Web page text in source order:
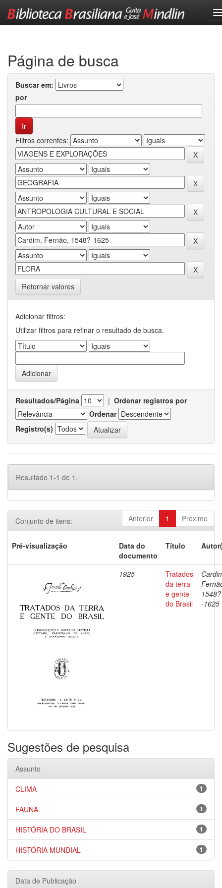
Página de busca
Buscar em:
por
Filtros correntes:
Retornar valores
Adicionar filtros:
Utilizar filtros para refinar o resultado de busca.
Resultados/Página | Ordenar registros por
Ordenar
Registro(s)
Resultado 1-1 de 1.
Anterior 1 Próximo
Conjunto de itens:
Pré-visualização
Data do
documento
Título
1925
Tratados
da terra
e gente
do Brasil
1548?
-1625
Sugestões de pesquisa
Assunto
1
CLIMA
1
FAUNA
1
HISTÓRIA DO BRASIL
1
HISTÓRIA MUNDIAL
Data de Publicação